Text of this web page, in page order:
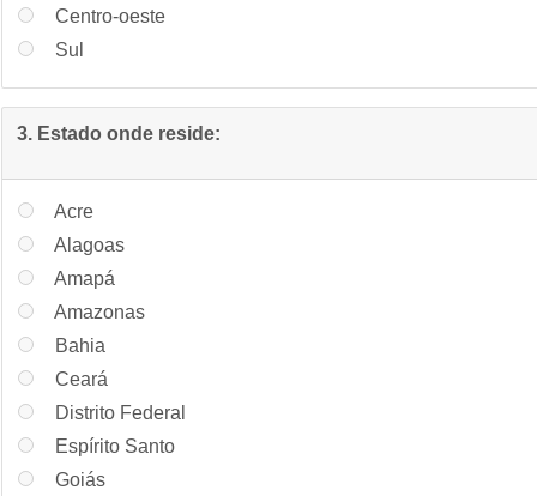
Centro-oeste
Sul
3. Estado onde reside:
Acre
Alagoas
Amapá
Amazonas
Bahia
Ceará
Distrito Federal
Espírito Santo
Goiás